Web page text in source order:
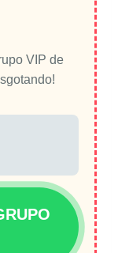
VIP de